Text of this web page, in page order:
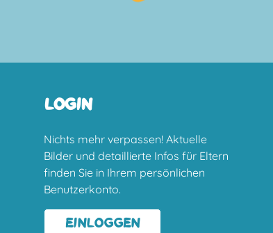
LOGIN
Nichts mehr verpassen! Aktuelle
Bilder und detaillierte Infos für Eltern
finden Sie in Ihrem persönlichen
Benutzerkonto.
EINLOGGEN